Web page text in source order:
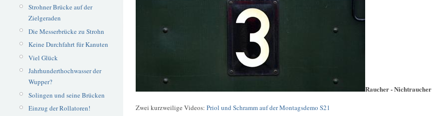
Strohner Brücke auf der
Zielgeraden
Die Messerbrücke zu Strohn
Keine Durchfahrt für Kanuten
Viel Glück
Jahrhunderthochwasser der
Wupper?
Solingen und seine Brücken
Einzug der Rollatoren!
Raucher - Nichtraucher
Zwei kurzweilige Videos: Priol und Schramm auf der Montagsdemo S21